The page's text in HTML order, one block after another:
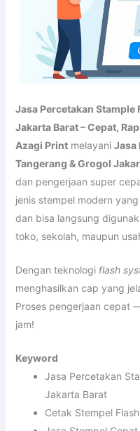
Jasa Percetakan Stample
Jakarta Barat – Cepat,
Azagi Printmelayani Jasa
Tangerang & Grogol
dan pengerjaan super
jenis stempel modern
dan bisa langsung
toko, sekolah, maupun
Dengan teknologi flash
menghasilkan cap yang
Proses pengerjaan cepat
jam!
Keyword
Jasa Percetakan
Jakarta Barat
Cetak Stempel